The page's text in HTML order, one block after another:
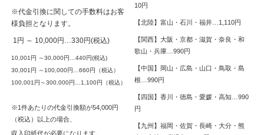
※代金引換に関しての手数料はお客
様負担となります。
1円 ～ 10,000円…330円(税込)
10,001円 ～30,000円…440円(税込)
30,001円 ～100,000円…660円（税込）
100,001円～300,000円…1,100円（税込）
※1件あたりの代金引換額が54,000円
（税込）以上の場合、
収入印紙代が必要になります。
10円
【北陸】富山・石川・福井…1,110円
【関西】大阪・京都・滋賀・奈良・和
歌山・兵庫…990円
【中国】岡山・広島・山口・鳥取・島
根…990円
【四国】香川・徳島・愛媛・高知…990
円
【九州】福岡・佐賀・長崎・大分・熊